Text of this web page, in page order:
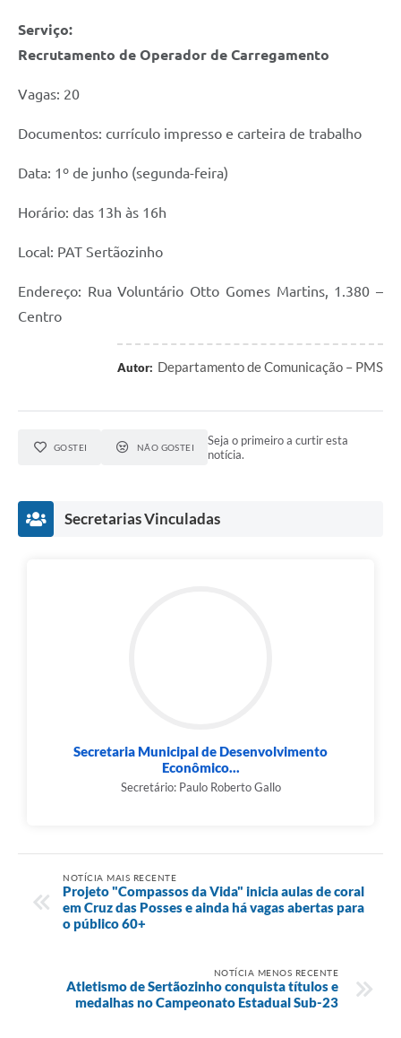
Serviço:
Recrutamento de Operador de Carregamento
Vagas: 20
Documentos: currículo impresso e carteira de trabalho
Data: 1º de junho (segunda-feira)
Horário: das 13h às 16h
Local: PAT Sertãozinho
Endereço: Rua Voluntário Otto Gomes Martins, 1.380 –
Centro
Autor: Departamento de Comunicação – PMS
GOSTEI NÃO GOSTEI
Seja o primeiro a curtir esta
notícia.
Secretarias Vinculadas
Secretaria Municipal de Desenvolvimento
Econômico...
Secretário: Paulo Roberto Gallo
NOTÍCIA MAIS RECENTE
Projeto "Compassos da Vida" inicia aulas de coral
em Cruz das Posses e ainda há vagas abertas para
o público 60+
NOTÍCIA MENOS RECENTE
Atletismo de Sertãozinho conquista títulos e
medalhas no Campeonato Estadual Sub-23